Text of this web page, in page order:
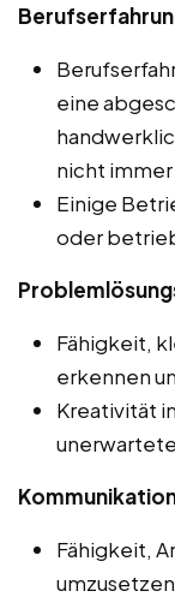
eine
nicht
Einige
oder
Fähigkeit,
erkennen
Kreativität
Fähigkeit,